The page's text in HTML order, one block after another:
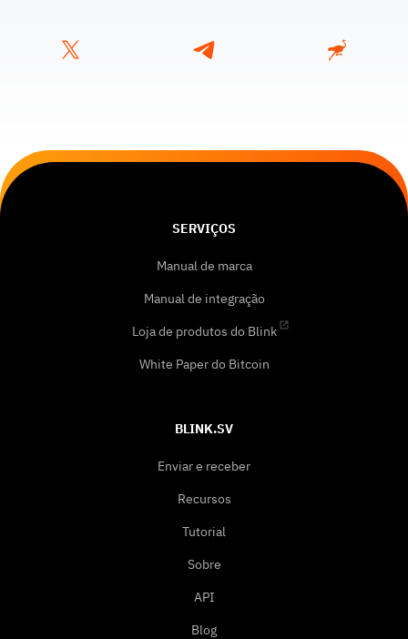
SERVIÇOS
Manual de marca
Manual de integração
Loja de produtos do Blink
White Paper do Bitcoin
BLINK.SV
Enviar e receber
Recursos
Tutorial
Sobre
API
Blog